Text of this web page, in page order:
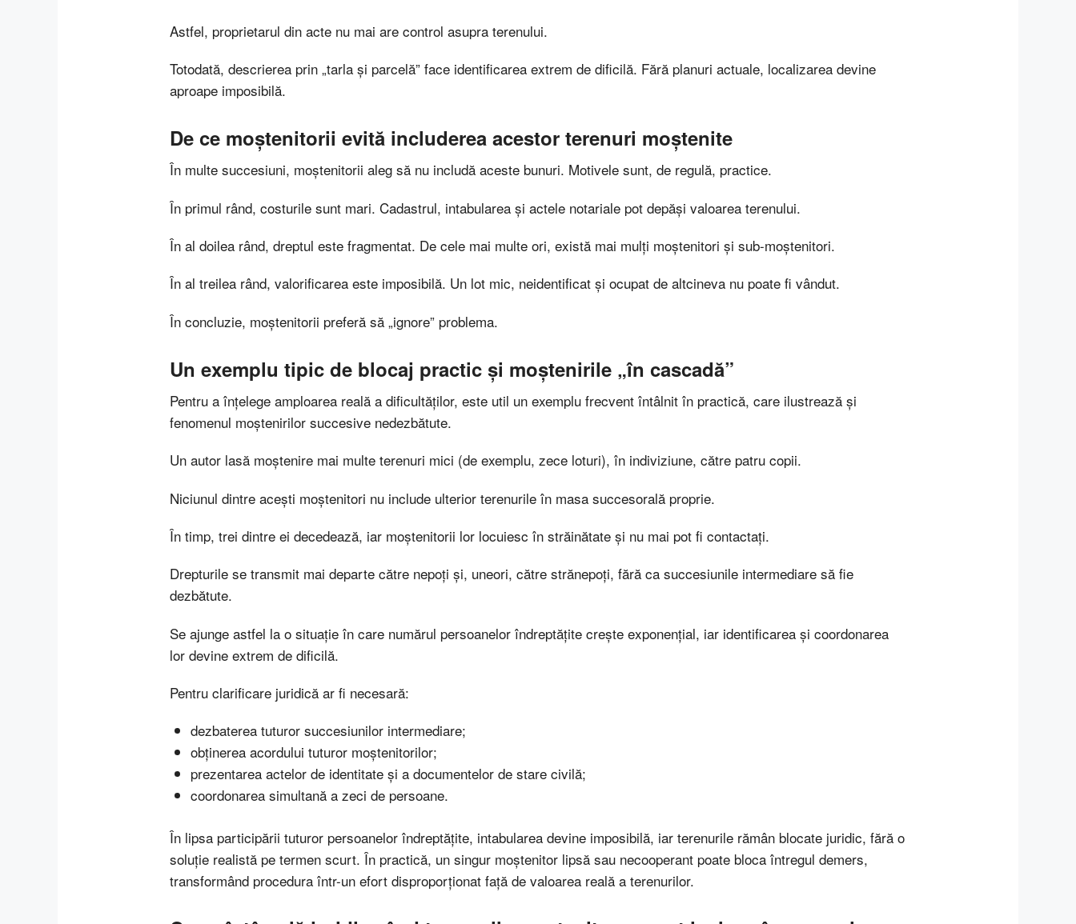
Astfel, proprietarul din acte nu mai are control asupra terenului.
Totodată, descrierea prin „tarla și parcelă” face identificarea extrem de dificilă. Fără planuri actuale, localizarea devine
aproape imposibilă.
De ce moștenitorii evită includerea acestor terenuri moștenite
În multe succesiuni, moștenitorii aleg să nu includă aceste bunuri. Motivele sunt, de regulă, practice.
În primul rând, costurile sunt mari. Cadastrul, intabularea și actele notariale pot depăși valoarea terenului.
În al doilea rând, dreptul este fragmentat. De cele mai multe ori, există mai mulți moștenitori și sub-moștenitori.
În al treilea rând, valorificarea este imposibilă. Un lot mic, neidentificat și ocupat de altcineva nu poate fi vândut.
În concluzie, moștenitorii preferă să „ignore” problema.
Un exemplu tipic de blocaj practic și moștenirile „în cascadă”
Pentru a înțelege amploarea reală a dificultăților, este util un exemplu frecvent întâlnit în practică, care ilustrează și
fenomenul moștenirilor succesive nedezbătute.
Un autor lasă moștenire mai multe terenuri mici (de exemplu, zece loturi), în indiviziune, către patru copii.
Niciunul dintre acești moștenitori nu include ulterior terenurile în masa succesorală proprie.
În timp, trei dintre ei decedează, iar moștenitorii lor locuiesc în străinătate și nu mai pot fi contactați.
Drepturile se transmit mai departe către nepoți și, uneori, către strănepoți, fără ca succesiunile intermediare să fie
dezbătute.
Se ajunge astfel la o situație în care numărul persoanelor îndreptățite crește exponențial, iar identificarea și coordonarea
lor devine extrem de dificilă.
Pentru clarificare juridică ar fi necesară:
dezbaterea tuturor succesiunilor intermediare;
obținerea acordului tuturor moștenitorilor;
prezentarea actelor de identitate și a documentelor de stare civilă;
coordonarea simultană a zeci de persoane.
În lipsa participării tuturor persoanelor îndreptățite, intabularea devine imposibilă, iar terenurile rămân blocate juridic, fără o
soluție realistă pe termen scurt. În practică, un singur moștenitor lipsă sau necooperant poate bloca întregul demers,
transformând procedura într-un efort disproporționat față de valoarea reală a terenurilor.